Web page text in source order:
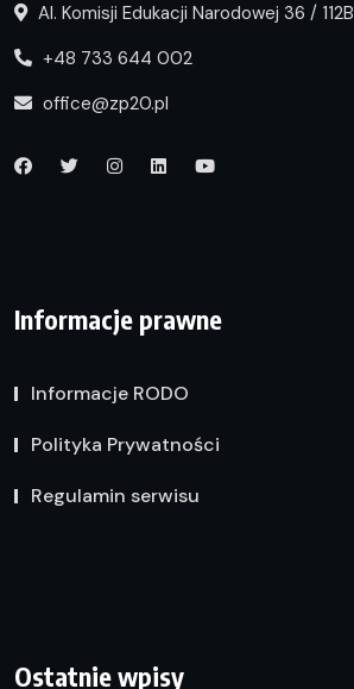
Al. Komisji Edukacji Narodowej 36 / 112B
+48 733 644 002
office@zp20.pl
Informacje prawne
Informacje RODO
Polityka Prywatności
Regulamin serwisu
Ostatnie wpisy